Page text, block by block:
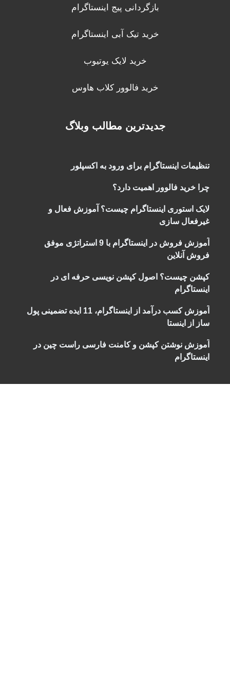
بازگردانی پیج اینستاگرام
خرید تیک آبی اینستاگرام
خرید لایک یوتیوب
خرید فالوور کلاب هاوس
جدیدترین مطالب وبلاگ
تنظیمات اینستاگرام برای ورود به اکسپلور
چرا خرید فالوور اهمیت دارد؟
لایک استوری اینستاگرام چیست؟ آموزش فعال و
غیرفعال سازی
آموزش فروش در اینستاگرام با 9 استراتژی موفق
فروش آنلاین
کپشن چیست؟ اصول کپشن نویسی حرفه ای در
اینستاگرام
آموزش کسب درآمد از اینستاگرام، 11 ایده تضمینی پول
ساز از اینستا
آموزش نوشتن کپشن و کامنت فارسی راست چین در
اینستاگرام